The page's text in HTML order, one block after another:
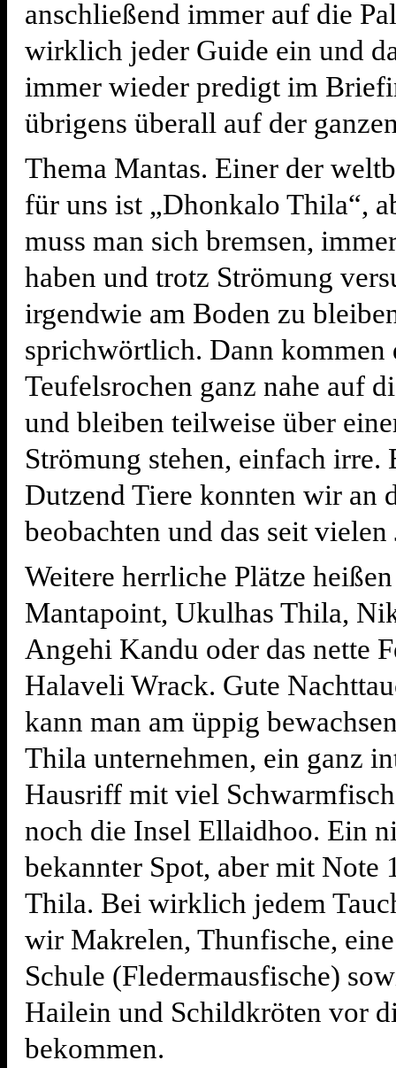
anschließend immer auf die
wirklich jeder Guide ein und
immer wieder predigt im
übrigens überall auf der
Thema Mantas. Einer der
für uns ist „Dhonkalo Thila“,
muss man sich bremsen,
haben und trotz Strömung
irgendwie am Boden zu
sprichwörtlich. Dann kommen
Teufelsrochen ganz nahe auf
und bleiben teilweise über
Strömung stehen, einfach irre.
Dutzend Tiere konnten wir an
beobachten und das seit vielen
Weitere herrliche Plätze
Mantapoint, Ukulhas Thila,
Angehi Kandu oder das nette
Halaveli Wrack. Gute
kann man am üppig
Thila unternehmen, ein ganz
Hausriff mit viel
noch die Insel Ellaidhoo. Ein
bekannter Spot, aber mit Note
Thila. Bei wirklich jedem
wir Makrelen, Thunfische,
Schule (Fledermausfische)
Hailein und Schildkröten vor
bekommen.